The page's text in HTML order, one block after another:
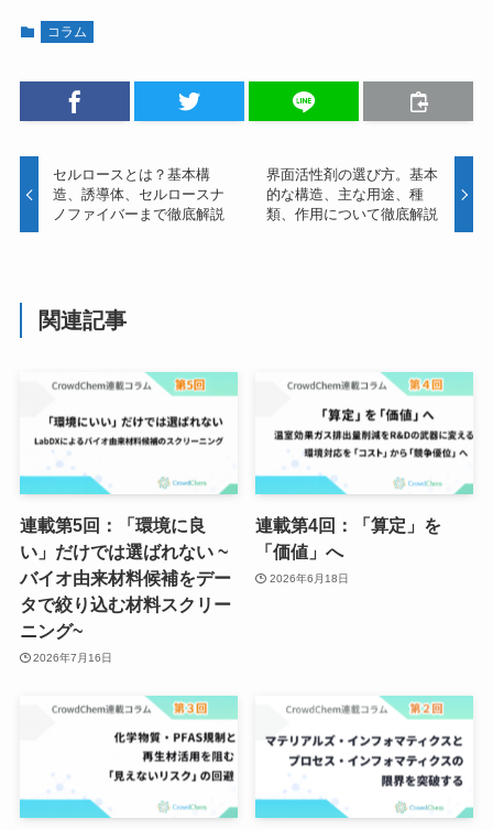
コラム
セルロースとは？基本構
造、誘導体、セルロースナ
ノファイバーまで徹底解説
界面活性剤の選び方。基本
的な構造、主な用途、種
類、作用について徹底解説
関連記事
連載第5回：「環境に良
い」だけでは選ばれない ~
バイオ由来材料候補をデー
タで絞り込む材料スクリー
ニング~
2026年7月16日
連載第4回：「算定」を
「価値」へ
2026年6月18日